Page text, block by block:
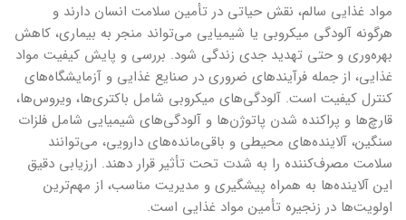
مواد غذایی سالم، نقش حیاتی در تأمین سلامت انسان دارند و
هرگونه آلودگی میکروبی یا شیمیایی می‌تواند منجر به بیماری، کاهش
بهره‌وری و حتی تهدید جدی زندگی شود. بررسی و پایش کیفیت مواد
غذایی، از جمله فرآیندهای ضروری در صنایع غذایی و آزمایشگاه‌های
کنترل کیفیت است. آلودگی‌های میکروبی شامل باکتری‌ها، ویروس‌ها،
قارچ‌ها و پراکنده شدن پاتوژن‌ها و آلودگی‌های شیمیایی شامل فلزات
سنگین، آلاینده‌های محیطی و باقی‌مانده‌های دارویی، می‌توانند
سلامت مصرف‌کننده را به شدت تحت تأثیر قرار دهند. ارزیابی دقیق
این آلاینده‌ها به همراه پیشگیری و مدیریت مناسب، از مهم‌ترین
اولویت‌ها در زنجیره تأمین مواد غذایی است.